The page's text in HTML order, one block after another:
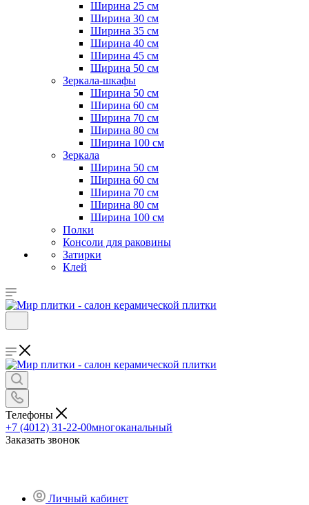
Ширина 25 см
Ширина 30 см
Ширина 35 см
Ширина 40 см
Ширина 45 см
Ширина 50 см
Зеркала-шкафы
Ширина 50 см
Ширина 60 см
Ширина 70 см
Ширина 80 см
Ширина 100 см
Зеркала
Ширина 50 см
Ширина 60 см
Ширина 70 см
Ширина 80 см
Ширина 100 см
Полки
Консоли для раковины
Затирки
Клей
Телефоны
+7 (4012) 31-22-00многоканальный
Заказать звонок
Личный кабинет